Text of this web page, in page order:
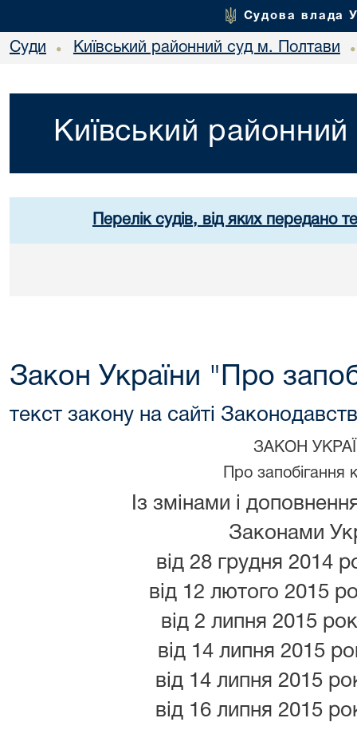
Судова влада
Суди • Київський районний суд м. Полтави •
Київський
Перелік судів, від яких передано
Закон України "Про
текст закону на сайті
ЗАКОН
Про запобігання
Із змінами і
Законами
від 28 грудня 2014
від 12 лютого 2015
від 2 липня 2015
від 14 липня 2015
від 14 липня 2015
від 16 липня 2015